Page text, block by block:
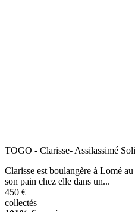
TOGO - Clarisse- Assilassimé
Clarisse est boulangère à Lomé
son pain chez elle dans un...
450 €
collectés